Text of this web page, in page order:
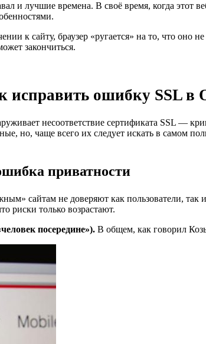
и лучшие времена. В своё время, когда этот
к сайту, браузер «ругается» на то, что оно
закончиться.
ошибку SSL в
несоответствие сертификата SSL —
но, чаще всего их следует искать в самом
приватности
сайтам не доверяют как пользователи,
риски только возрастают.
посередине»). В общем, как говорил